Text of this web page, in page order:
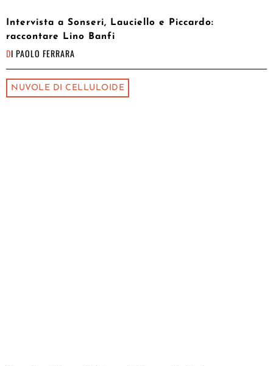
Intervista a Sonseri, Lauciello e Piccardo:
raccontare Lino Banfi
DI PAOLO FERRARA
NUVOLE DI CELLULOIDE